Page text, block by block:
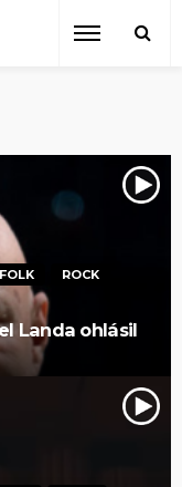
FOLK
ROCK
Landa ohlásil